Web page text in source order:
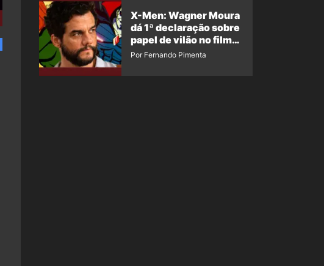
X-Men: Wagner Moura
dá 1ª declaração sobre
papel de vilão no filme
da Marvel
Por Fernando Pimenta